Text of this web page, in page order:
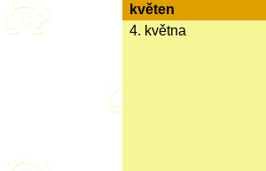
květen
4. května